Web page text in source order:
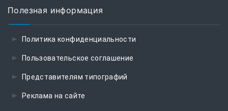
Полезная информация
Политика конфиденциальности
Пользовательское соглашение
Представителям типографий
Реклама на сайте